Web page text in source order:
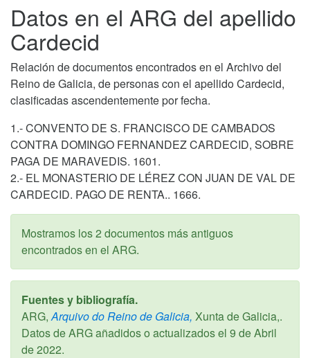
Datos en el ARG del apellido
Cardecid
Relación de documentos encontrados en el Archivo del
Reino de Galicia, de personas con el apellido Cardecid,
clasificadas ascendentemente por fecha.
1.- CONVENTO DE S. FRANCISCO DE CAMBADOS
CONTRA DOMINGO FERNANDEZ CARDECID, SOBRE
PAGA DE MARAVEDIS. 1601.
2.- EL MONASTERIO DE LÉREZ CON JUAN DE VAL DE
CARDECID. PAGO DE RENTA.. 1666.
Mostramos los 2 documentos más antiguos
encontrados en el ARG.
Fuentes y bibliografía.
ARG,Arquivo do Reino de Galicia, Xunta de Galicia,.
Datos de ARG añadidos o actualizados el 9 de Abril
de 2022.